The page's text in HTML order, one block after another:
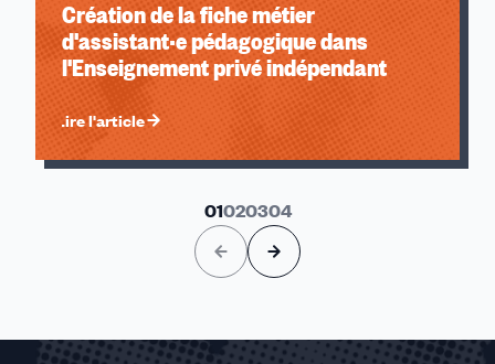
Création de la fiche métier
d'assistant·e pédagogique dans
l'Enseignement privé indépendant
Lire l'article
01020304